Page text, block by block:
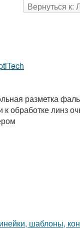
Вернуться к:
разметка
к обработке линз
шаблоны,